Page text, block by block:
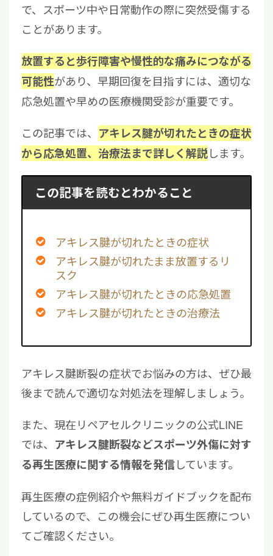
で、スポーツ中や日常動作の際に突然受傷する
ことがあります。
放置すると歩行障害や慢性的な痛みにつながる
可能性があり、早期回復を目指すには、適切な
応急処置や早めの医療機関受診が重要です。
この記事では、 アキレス腱が切れたときの症状
から応急処置、治療法まで詳しく解説します。
この記事を読むとわかること
アキレス腱が切れたときの症状
アキレス腱が切れたまま放置するリ
スク
アキレス腱が切れたときの応急処置
アキレス腱が切れたときの治療法
アキレス腱断裂の症状でお悩みの方は、ぜひ最
後まで読んで適切な対処法を理解しましょう。
また、現在リペアセルクリニックの公式LINE
では、 アキレス腱断裂などスポーツ外傷に対す
る再生医療に関する情報を発信しています。
再生医療の症例紹介や無料ガイドブックを配布
しているので、この機会にぜひ再生医療につい
てご確認ください。